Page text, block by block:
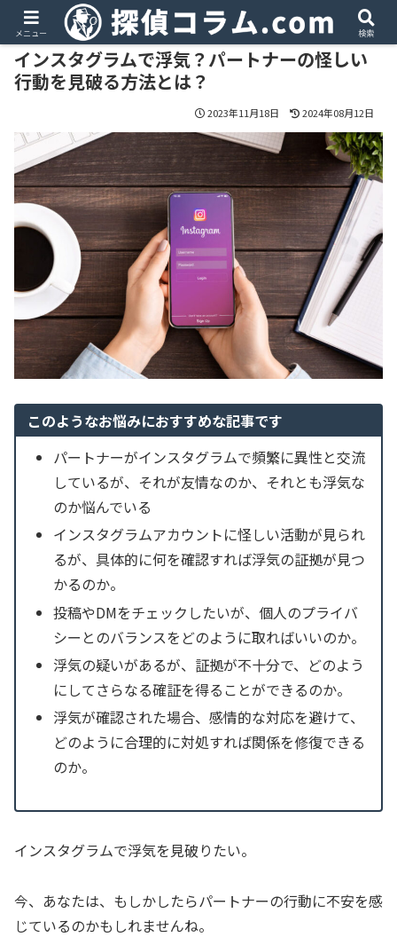
PR
インスタグラムで浮気？パートナーの怪しい
行動を見破る方法とは？
2023年11月18日 2024年08月12日
このようなお悩みにおすすめな記事です
パートナーがインスタグラムで頻繁に異性と交流
しているが、それが友情なのか、それとも浮気な
のか悩んでいる
インスタグラムアカウントに怪しい活動が見られ
るが、具体的に何を確認すれば浮気の証拠が見つ
かるのか。
投稿やDMをチェックしたいが、個人のプライバ
シーとのバランスをどのように取ればいいのか。
浮気の疑いがあるが、証拠が不十分で、どのよう
にしてさらなる確証を得ることができるのか。
浮気が確認された場合、感情的な対応を避けて、
どのように合理的に対処すれば関係を修復できる
のか。
インスタグラムで浮気を見破りたい。
今、あなたは、もしかしたらパートナーの行動に不安を感
じているのかもしれませんね。
メニュー 検索